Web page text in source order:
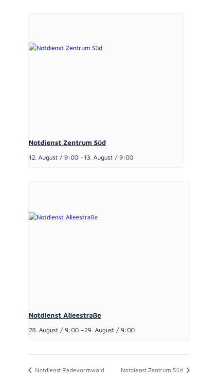
Notdienst Zentrum Süd
12. August / 9:00 –13. August / 9:00
Notdienst Alleestraße
28. August / 9:00 –29. August / 9:00
Notdienst Radevormwald Notdienst Zentrum Süd